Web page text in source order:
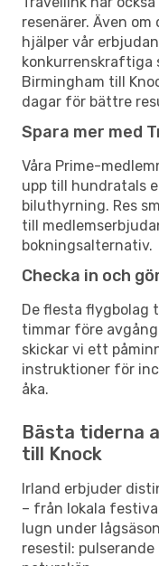
resenärer. Även
hjälper vår
Birmingham till
dagar för bättre
Spara mer med
Våra Prime-
upp till hundratals
biluthyrning. Res
till
bokningsalternativ.
Checka in och
De flesta flygbolag
timmar före
skickar vi ett
instruktioner för
åka.
Bästa tiderna
till Knock
Irland erbjuder
– från lokala
lugn under
resestil: